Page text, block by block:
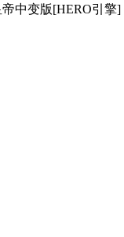
中变版[HERO引擎